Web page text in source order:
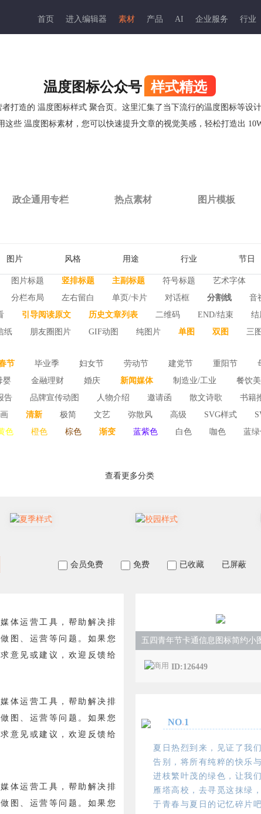
首页 进入编辑器 素材 产品 AI 企业服务 行业
温度图标公众号 样式精选
打造的 温度图标样式 聚合页。这里汇集了当下流行的温度图标等设
这些 温度图标素材，您可以快速提升文章的视觉美感，轻松打造出
政企通用专栏 热点素材 图片模板
图片 风格 用途 行业 节日
图片标题 竖排标题 主副标题 符号标题 艺术字体
分栏布局 左右留白 单页/卡片 对话框 分割线 音
引导阅读原文 历史文章列表 二维码 END/结束
结
纸 朋友圈图片 GIF动图 纯图片 单图 双图 三图
节 毕业季 妇女节 劳动节 建党节 重阳节
世界慢性阻塞性肺病日/世界慢阻肺日 国际博物馆日
婴 金融理财 婚庆 新闻媒体 制造业/工业 餐饮
告 品牌宣传动图 人物介绍 邀请函 散文诗歌 书籍
清新 极简 文艺 弥散风 高级 SVG样式
色 橙色 棕色 渐变 蓝紫色 白色 咖色 蓝
查看更多分类
会员免费 免费 已收藏 已屏蔽
体运营工具，帮助解决排
图、运营等问题。如果您
意见或建议，欢迎反馈给
体运营工具，帮助解决排
图、运营等问题。如果您
意见或建议，欢迎反馈给
体运营工具，帮助解决排
图、运营等问题。如果您
五四青年节卡通信息图标简约小
ID:126449
NO.1
夏日热烈到来，见证了我
告别，将所有纯粹的快乐
进枝繁叶茂的绿色，让我
雁塔高校，去寻觅这抹绿
于青春与夏日的记忆碎片吧